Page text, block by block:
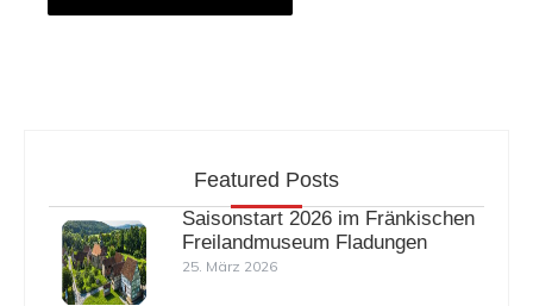
Featured Posts
Saisonstart 2026 im Fränkischen
Freilandmuseum Fladungen
25. März 2026